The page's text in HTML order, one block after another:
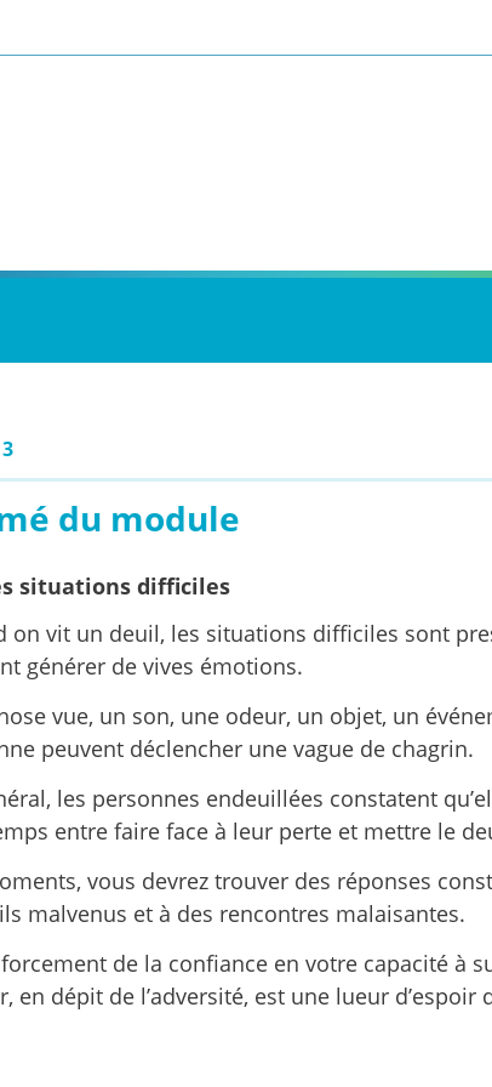
du module
situations difficiles
on vit un deuil, les situations difficiles sont
générer de vives émotions.
vue, un son, une odeur, un objet, un
peuvent déclencher une vague de chagrin.
les personnes endeuillées constatent
entre faire face à leur perte et mettre le
vous devrez trouver des réponses
malvenus et à des rencontres malaisantes.
de la confiance en votre capacité à
en dépit de l’adversité, est une lueur d’espoir